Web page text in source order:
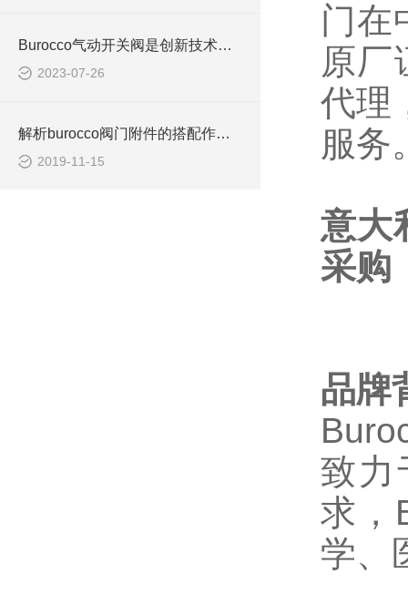
Burocco气动开关阀是创新技术驱动的高效流体控制解决方案
2023-07-26
解析burocco阀门附件的搭配作用及原理
2019-11-15
门在
原厂
代理
服务
意大
采购
品牌
致力
求，
学、